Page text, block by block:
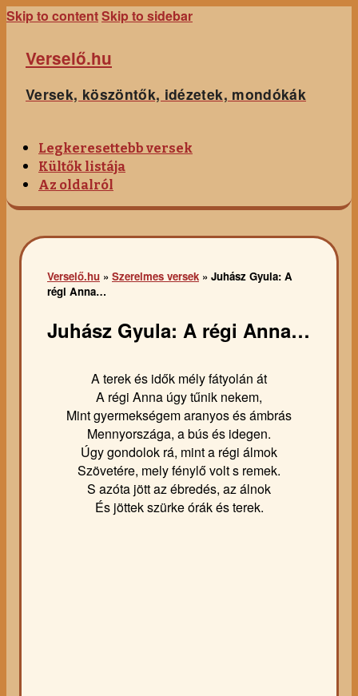
Skip to contentSkip to sidebar
Verselő.hu
Versek, köszöntők, idézetek, mondókák
Legkeresettebb versek
Kültők listája
Az oldalról
Verselő.hu » Szerelmes versek » Juhász Gyula: A
régi Anna…
Juhász Gyula: A régi Anna…
A terek és idők mély fátyolán át
A régi Anna úgy tűnik nekem,
Mint gyermekségem aranyos és ámbrás
Mennyországa, a bús és idegen.
Úgy gondolok rá, mint a régi álmok
Szövetére, mely fénylő volt s remek.
S azóta jött az ébredés, az álnok
És jöttek szürke órák és terek.